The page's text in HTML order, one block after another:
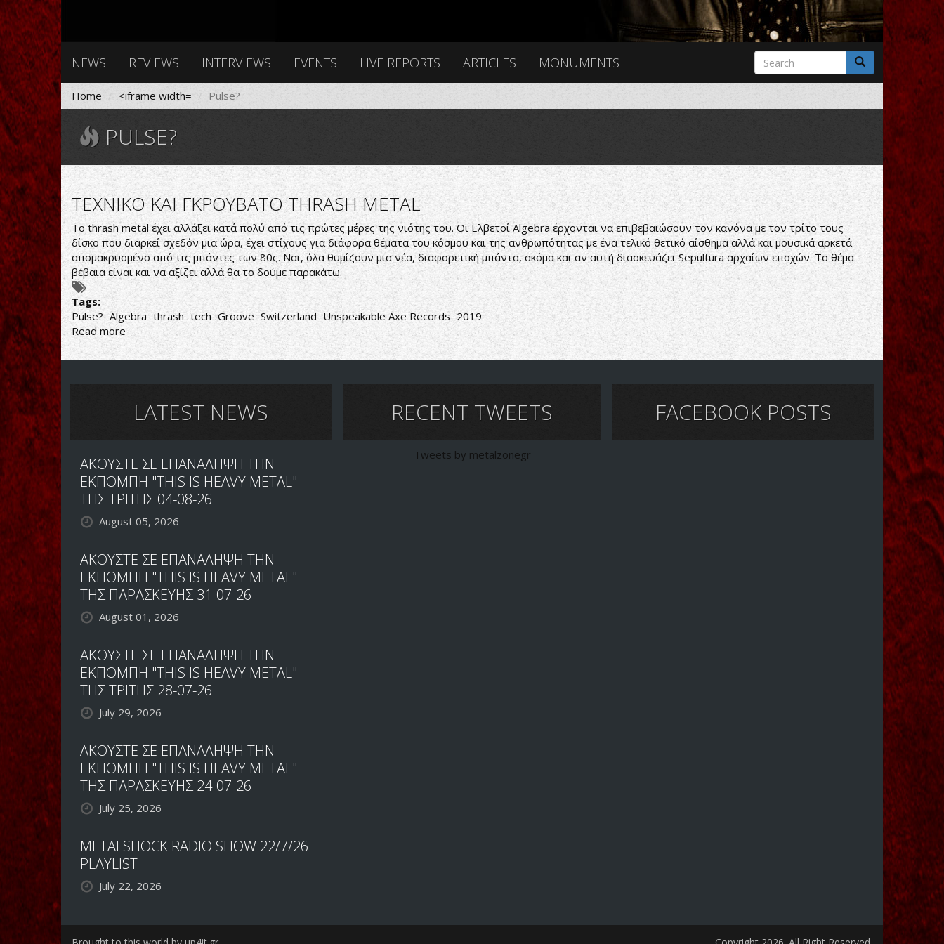
NEWS REVIEWS INTERVIEWS EVENTS LIVE REPORTS ARTICLES MONUMENTS
Search
form
Search
Home <iframe width= Pulse?
PULSE?
ΤΕΧΝΙΚΟ ΚΑΙ ΓΚΡΟΥΒΑΤΟ THRASH METAL
Το thrash metal έχει αλλάξει κατά πολύ από τις πρώτες μέρες της νιότης του. Οι Ελβετοί Algebra έρχονται να επιβεβαιώσουν τον κανόνα με τον τρίτο τους
δίσκο που διαρκεί σχεδόν μια ώρα, έχει στίχους για διάφορα θέματα του κόσμου και της ανθρωπότητας με ένα τελικό θετικό αίσθημα αλλά και μουσικά αρκετά
απομακρυσμένο από τις μπάντες των 80ς. Ναι, όλα θυμίζουν μια νέα, διαφορετική μπάντα, ακόμα και αν αυτή διασκευάζει Sepultura αρχαίων εποχών. Το θέμα
βέβαια είναι και να αξίζει αλλά θα το δούμε παρακάτω.
Tags:
Pulse? Algebra thrash tech Groove Switzerland Unspeakable Axe Records 2019
Read more about
ΤΕΧΝΙΚΟ
ΚΑΙ
METAL
LATEST NEWS
ΑΚΟΥΣΤΕ ΣΕ ΕΠΑΝΑΛΗΨΗ ΤΗΝ
ΕΚΠΟΜΠΗ "THIS IS HEAVY METAL"
ΤΗΣ ΤΡΙΤΗΣ 04-08-26
August 05, 2026
ΑΚΟΥΣΤΕ ΣΕ ΕΠΑΝΑΛΗΨΗ ΤΗΝ
ΕΚΠΟΜΠΗ "THIS IS HEAVY METAL"
ΤΗΣ ΠΑΡΑΣΚΕΥΗΣ 31-07-26
August 01, 2026
ΑΚΟΥΣΤΕ ΣΕ ΕΠΑΝΑΛΗΨΗ ΤΗΝ
ΕΚΠΟΜΠΗ "THIS IS HEAVY METAL"
ΤΗΣ ΤΡΙΤΗΣ 28-07-26
July 29, 2026
ΑΚΟΥΣΤΕ ΣΕ ΕΠΑΝΑΛΗΨΗ ΤΗΝ
ΕΚΠΟΜΠΗ "THIS IS HEAVY METAL"
ΤΗΣ ΠΑΡΑΣΚΕΥΗΣ 24-07-26
July 25, 2026
METALSHOCK RADIO SHOW 22/7/26
PLAYLIST
July 22, 2026
RECENT TWEETS
Tweets by metalzonegr
FACEBOOK POSTS